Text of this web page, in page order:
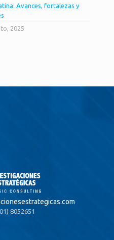
Avances, fortalezas y
2025
8052651